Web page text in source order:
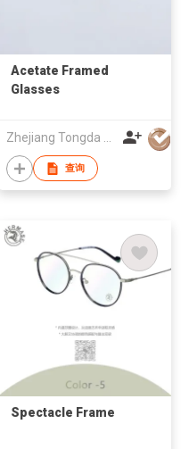
Acetate Framed
Glasses
Zhejiang Tongda Optical Co.,Ltd.
查询
Spectacle Frame